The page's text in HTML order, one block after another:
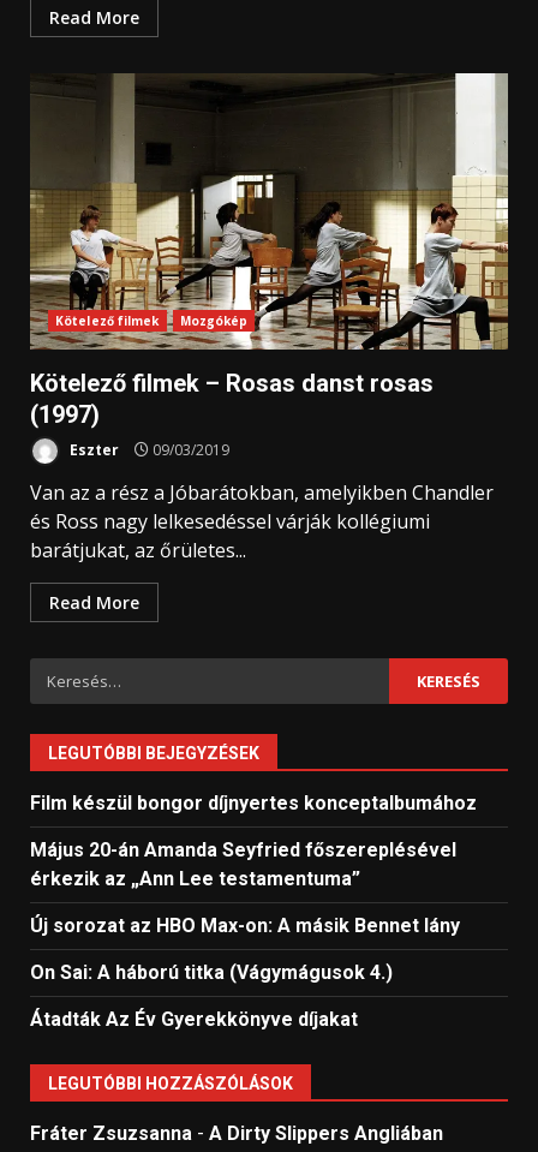
Read More
Kötelező filmek Mozgókép
Kötelező filmek – Rosas danst rosas
(1997)
Eszter 09/03/2019
Van az a rész a Jóbarátokban, amelyikben Chandler
és Ross nagy lelkesedéssel várják kollégiumi
barátjukat, az őrületes...
Read More
Keresés:
LEGUTÓBBI BEJEGYZÉSEK
Film készül bongor díjnyertes konceptalbumához
Május 20-án Amanda Seyfried főszereplésével
érkezik az „Ann Lee testamentuma”
Új sorozat az HBO Max-on: A másik Bennet lány
On Sai: A ​háború titka (Vágymágusok 4.)
Átadták Az Év Gyerekkönyve díjakat
LEGUTÓBBI HOZZÁSZÓLÁSOK
Fráter Zsuzsanna - A Dirty Slippers Angliában